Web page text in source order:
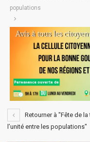
populations
Retourner à "Fête de
l’unité entre les populations"